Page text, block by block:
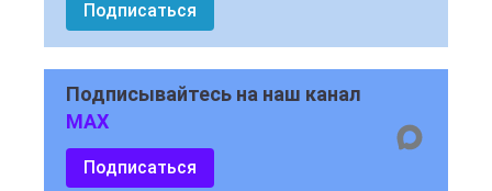
Подписаться
Подписывайтесь на наш канал
MAX
Подписаться